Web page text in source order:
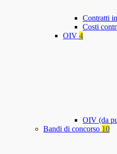
Contratti
Costi
OIV 4
OIV (da
Bandi di concorso 10